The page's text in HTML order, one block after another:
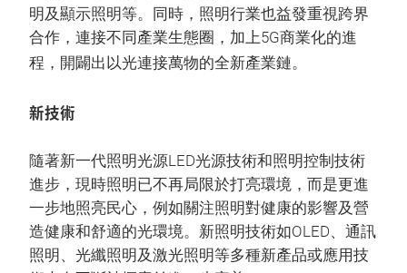
明及顯示照明等。同時，照明行業也益發重視跨界
合作，連接不同產業生態圈，加上5G商業化的進
程，開闢出以光連接萬物的全新產業鏈。
新技術
隨著新一代照明光源LED光源技術和照明控制技術
進步，現時照明已不再局限於打亮環境，而是更進
一步地照亮民心，例如關注照明對健康的影響及營
造健康和舒適的光環境。新照明技術如OLED、通訊
照明、光纖照明及激光照明等多種新產品或應用技